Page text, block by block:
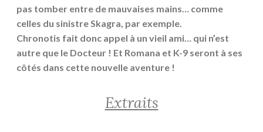
pas tomber entre de mauvaises mains… comme
celles du sinistre Skagra, par exemple.
Chronotis fait donc appel à un vieil ami… qui n’est
autre que le Docteur ! Et Romana et K-9 seront à ses
côtés dans cette nouvelle aventure !
Extraits